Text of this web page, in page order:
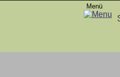
Menü